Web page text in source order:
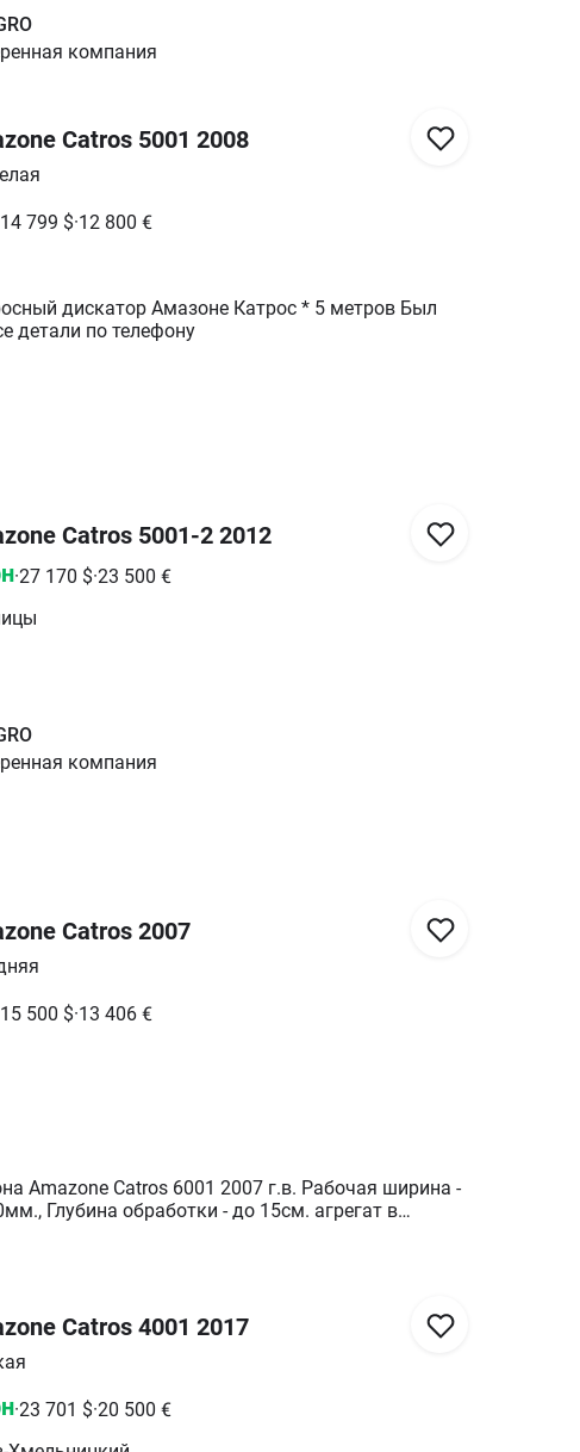
Дефектовка, Закупка, Контракт, Валюта,
Розмитнення, Доставка у господарство,
- 2300€, Стандарт - 3300€, VIP
компания
Catros 5001 2008
14 799 $·12 800 €
дискатор Амазоне Катрос * 5 метров Был
детали по телефону
Catros 5001-2 2012
·27 170 $·23 500 €
компания
Catros 2007
15 500 $·13 406 €
Amazone Catros 6001 2007 г.в. Рабочая ширина -
Глубина обработки - до 15см. агрегат в
Catros 4001 2017
·23 701 $·20 500 €